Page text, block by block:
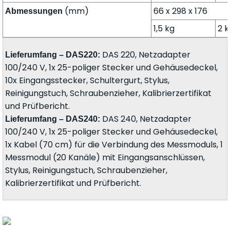
Abmessungen (mm)
66 x 298 x 176
1,5 kg
2
Lieferumfang – DAS220: DAS 220, Netzadapter
100/240 V, 1x 25-poliger Stecker und Gehäusedeckel,
10x Eingangsstecker, Schultergurt, Stylus,
Reinigungstuch, Schraubenzieher, Kalibrierzertifikat
und Prüfbericht.
Lieferumfang – DAS240: DAS 240, Netzadapter
100/240 V, 1x 25-poliger Stecker und Gehäusedeckel,
1x Kabel (70 cm) für die Verbindung des Messmoduls, 1
Messmodul (20 Kanäle) mit Eingangsanschlüssen,
Stylus, Reinigungstuch, Schraubenzieher,
Kalibrierzertifikat und Prüfbericht.